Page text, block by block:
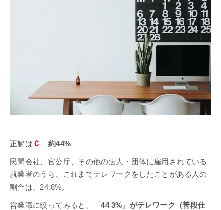
正解は Ｃ 約44%
民間会社、官公庁、その他の法人・団体に雇用されている
就業者のうち、これまでテレワークをしたことがある人の
割合は、24.8%。
営業職に絞ってみると、「44.3% 」 がテレワーク（普段仕